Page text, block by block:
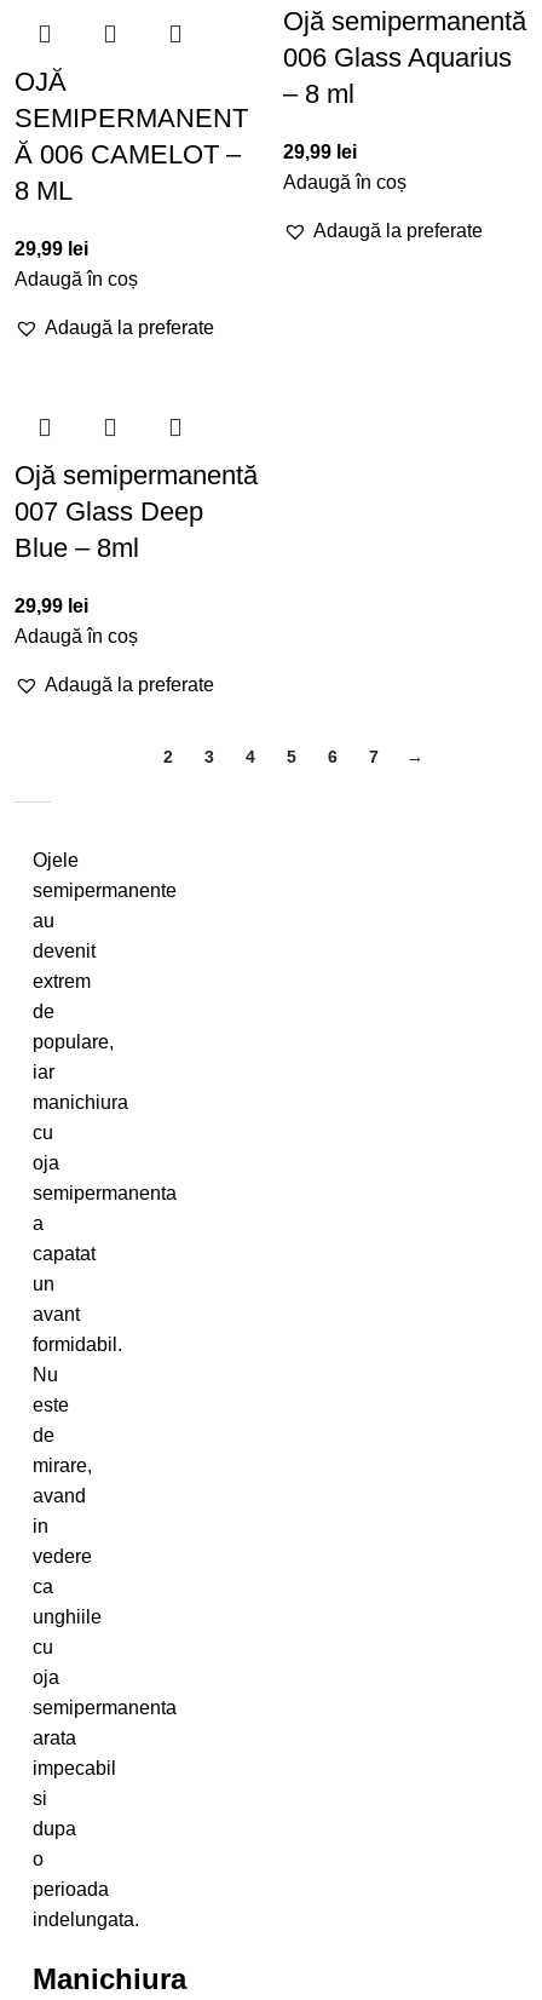
OJĂ
SEMIPERMANENT
Ă 006 CAMELOT –
8 ML
29,99 lei
Adaugă în coș
Adaugă la preferate
Ojă semipermanentă
006 Glass Aquarius
– 8 ml
29,99 lei
Adaugă în coș
Adaugă la preferate
Ojă semipermanentă
007 Glass Deep
Blue – 8ml
29,99 lei
Adaugă în coș
Adaugă la preferate
2 3 4 5 6 7 →
Ojele
semipermanente
au
devenit
extrem
de
populare,
iar
manichiura
cu
oja
semipermanenta
a
capatat
un
avant
formidabil.
Nu
este
de
mirare,
avand
in
vedere
ca
unghiile
cu
oja
semipermanenta
arata
impecabil
si
dupa
o
perioada
indelungata.
Manichiura